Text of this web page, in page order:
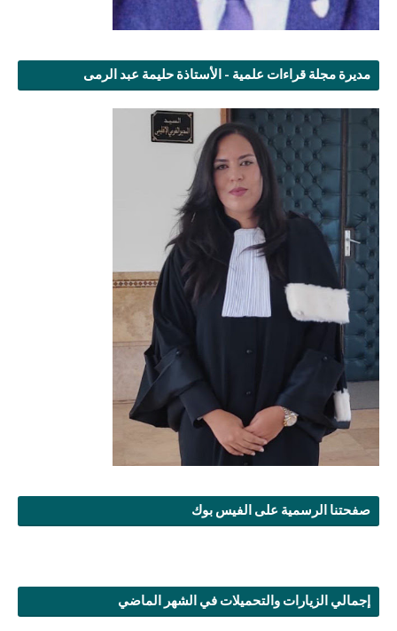
مديرة مجلة قراءات علمية - الأستاذة حليمة عبد الرمى
صفحتنا الرسمية على الفيس بوك
إجمالي الزيارات والتحميلات في الشهر الماضي